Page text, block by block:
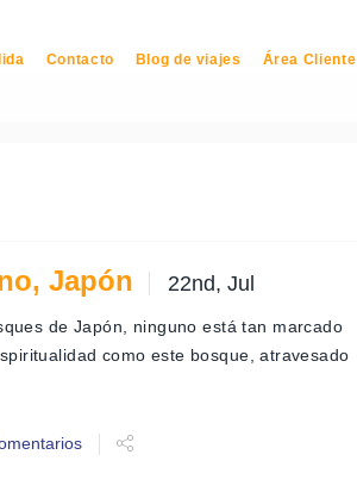
Contacto Blog de viajes Área Cliente
Japón 22nd, Jul
de Japón, ninguno está tan marcado
como este bosque, atravesado